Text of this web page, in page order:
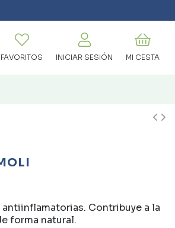
FAVORITOS INICIAR SESIÓN MI CESTA
Contribuye a la
forma natural.